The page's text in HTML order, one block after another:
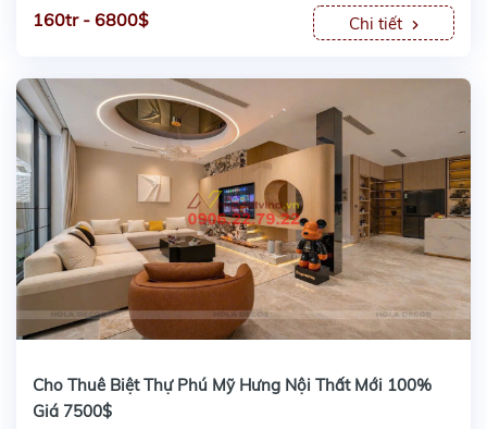
160tr - 6800$ Chi tiết
Cho Thuê Biệt Thự Phú Mỹ Hưng Nội Thất Mới 100%
Giá 7500$